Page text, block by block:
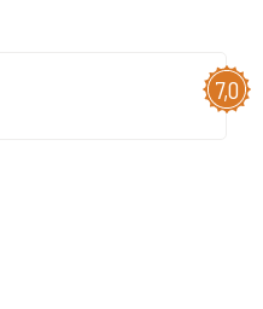
7,0